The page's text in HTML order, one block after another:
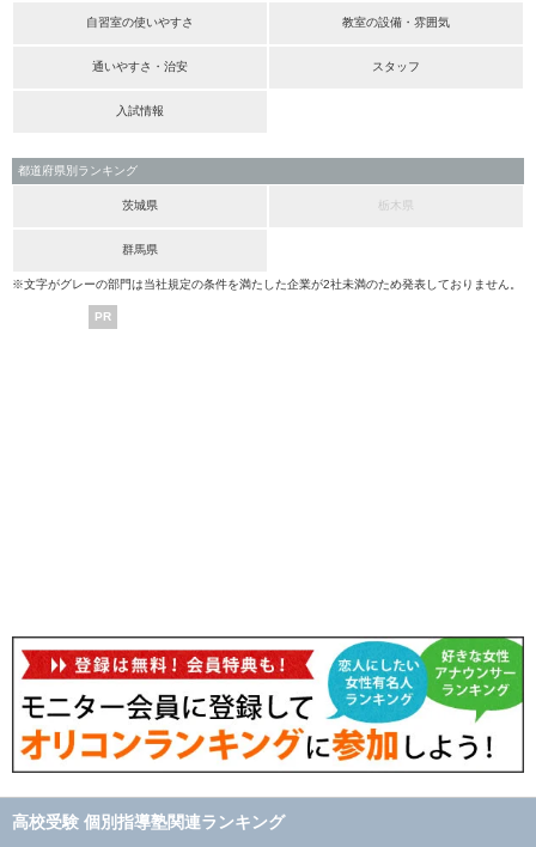
自習室の使いやすさ 教室の設備・雰囲気
通いやすさ・治安 スタッフ
入試情報
都道府県別ランキング
茨城県 栃木県
群馬県
※文字がグレーの部門は当社規定の条件を満たした企業が2社未満のため発表しておりません。
PR
高校受験 個別指導塾関連ランキング